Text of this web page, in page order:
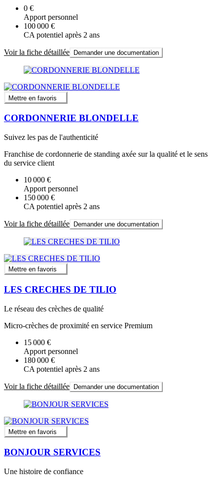
0 €
Apport personnel
100 000 €
CA potentiel après 2 ans
Voir la fiche détaillée Demander une documentation
Mettre en favoris
CORDONNERIE BLONDELLE
Suivez les pas de l'authenticité
Franchise de cordonnerie de standing axée sur la qualité et le sens
du service client
10 000 €
Apport personnel
150 000 €
CA potentiel après 2 ans
Voir la fiche détaillée Demander une documentation
Mettre en favoris
LES CRECHES DE TILIO
Le réseau des crèches de qualité
Micro-crèches de proximité en service Premium
15 000 €
Apport personnel
180 000 €
CA potentiel après 2 ans
Voir la fiche détaillée Demander une documentation
Mettre en favoris
BONJOUR SERVICES
Une histoire de confiance